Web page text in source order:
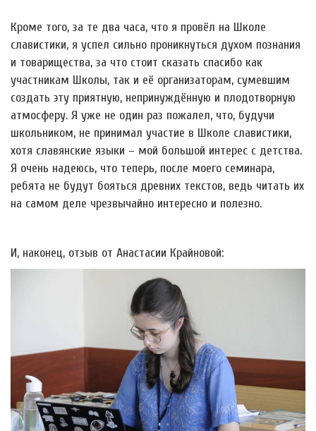
Кроме того, за те два часа, что я провёл на Школе
славистики, я успел сильно проникнуться духом познания
и товарищества, за что стоит сказать спасибо как
участникам Школы, так и её организаторам, сумевшим
создать эту приятную, непринуждённую и плодотворную
атмосферу. Я уже не один раз пожалел, что, будучи
школьником, не принимал участие в Школе славистики,
хотя славянские языки – мой большой интерес с детства.
Я очень надеюсь, что теперь, после моего семинара,
ребята не будут бояться древних текстов, ведь читать их
на самом деле чрезвычайно интересно и полезно.
И, наконец, отзыв от Анастасии Крайновой: